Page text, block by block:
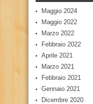
Maggio 2024
Maggio 2022
Marzo 2022
Febbraio 2022
Aprile 2021
Marzo 2021
Febbraio 2021
Gennaio 2021
Dicembre 2020